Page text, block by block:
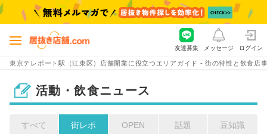
東京テレポート駅（江東区）店舗開業に役立つエリアガイド - 街の特性と飲食店
友達募集 メッセージ ログイン
活動・飲食ニュース
すべて 街レポ OPEN 話題 豆知識